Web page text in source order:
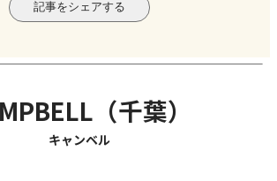
記事をシェアする
（千葉）
キャンベル